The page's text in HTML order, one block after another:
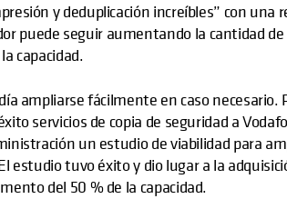
y deduplicación increíbles” con una
puede seguir aumentando la cantidad
capacidad.
ampliarse fácilmente en caso necesario.
servicios de copia de seguridad a
un estudio de viabilidad para
estudio tuvo éxito y dio lugar a la
del 50 % de la capacidad.